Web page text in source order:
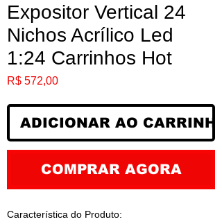
Expositor Vertical 24
Nichos Acrílico Led
1:24 Carrinhos Hot
R$ 572,00Preço
ADICIONAR AO CARRINHO
COMPRAR AGORA
Característica do Produto: